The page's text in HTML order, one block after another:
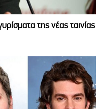
της νέας ταινίας